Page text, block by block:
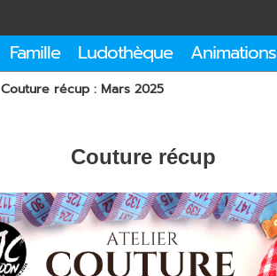
Famille Ludothèque Animations
Couture récup : Mars 2025
Couture récup